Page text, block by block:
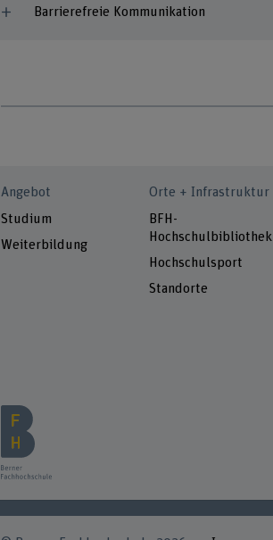
Barrierefreie Kommunikation
Angebot
Studium
Weiterbildung
Orte + Infrastruktur
BFH-
Hochschulbibliothek
Hochschulsport
Standorte